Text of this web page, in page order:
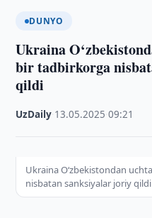
DUNYO
Ukraina
bir tadbirkorga
qildi
UzDaily 13.05.2025 ·09:21
Ukraina O‘zbekistondan
nisbatan sanksiyalar joriy qildi